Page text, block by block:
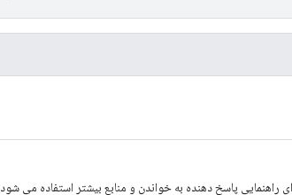
راهنمایی پاسخ دهنده به خواندن و منابع بیشتر استفاده می شود.